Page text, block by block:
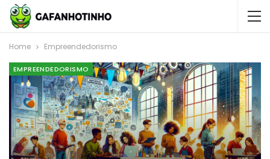
Home Empreendedorismo
EMPREENDEDORISMO